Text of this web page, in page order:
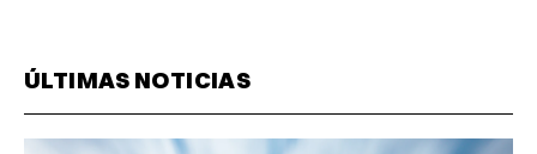
ÚLTIMAS NOTICIAS